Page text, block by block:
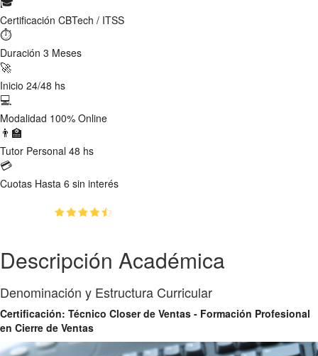
Certificación CBTech / ITSS
⏱
Duración 3 Meses
🚀
Inicio 24/48 hs
💻
Modalidad 100% Online
👨‍🏫
Tutor Personal 48 hs
💳
Cuotas Hasta 6 sin interés
Descripción Académica
Denominación y Estructura Curricular
Certificación: Técnico Closer de Ventas - Formación Profesional
en Cierre de Ventas